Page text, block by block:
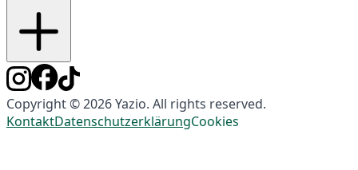
Copyright © 2026 Yazio. All rights reserved.
KontaktDatenschutzerklärungCookies